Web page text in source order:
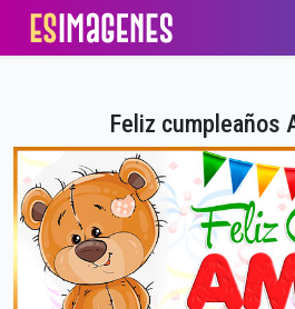
Feliz cumpleaños